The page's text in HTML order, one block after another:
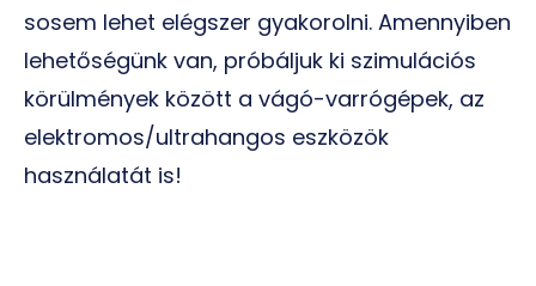
sosem lehet elégszer gyakorolni. Amennyiben
lehetőségünk van, próbáljuk ki szimulációs
körülmények között a vágó-varrógépek, az
elektromos/ultrahangos eszközök
használatát is!